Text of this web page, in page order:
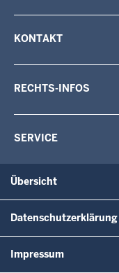
KONTAKT
RECHTS-INFOS
SERVICE
Übersicht
Datenschutzerklärung
Impressum